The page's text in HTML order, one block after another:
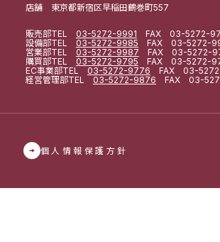
店舗 東京都新宿区早稲田鶴巻町557
販売部TEL 03-5272-9991 FAX 03-5272-
設備部TEL 03-5272-9985 FAX 03-5272-
営業部TEL 03-5272-9987 FAX 03-5272-
購買部TEL 03-5272-9795 FAX 03-5272-
EC事業部TEL 03-5272-9776 FAX 03-
経営管理部TEL 03-5272-9876 FAX 03-
個人情報保護方針